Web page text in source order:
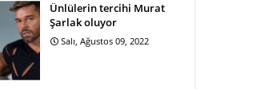
Ünlülerin tercihi Murat
Şarlak oluyor
Salı, Ağustos 09, 2022